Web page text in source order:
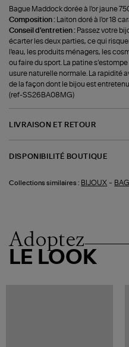
Bague Maddock dorée à l'or jaune
Composition :
Laiton doré à l'or 18
Conseil d'entretien : Passez votre
écarter les deux parties, ce qui
l'eau, les produits ménagers, les
ou faire du sport. La patine
usure naturelle normale. La rapidité
de la façon dont le bijou est entretenu.
(ref-SS26BA08MG)
LIVRAISON ET RETOUR
DISPONIBILITÉ BOUTIQUE
Collections similaires : BIJOUX -
Adoptez
LE LOOK